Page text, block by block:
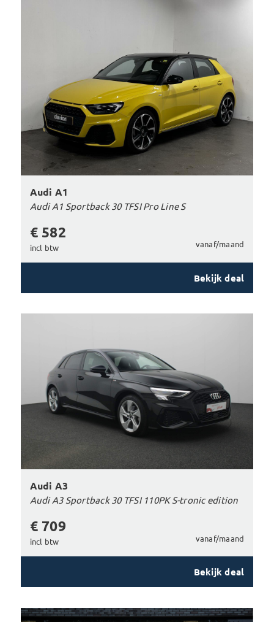
Audi A1
Audi A1 Sportback 30 TFSI Pro Line S
€ 582
incl btw vanaf/maand
Bekijk deal
Audi A3
Audi A3 Sportback 30 TFSI 110PK S-tronic edition
€ 709
incl btw vanaf/maand
Bekijk deal